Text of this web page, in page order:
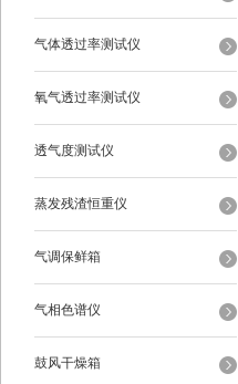
气体透过率测试仪
氧气透过率测试仪
透气度测试仪
蒸发残渣恒重仪
气调保鲜箱
气相色谱仪
鼓风干燥箱